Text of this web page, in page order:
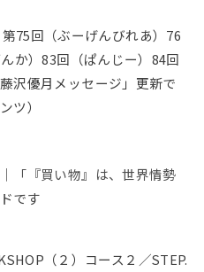
75回（ぶーげんびれあ）76
か）83回（ぱんじー）84回
沢優月メッセージ」更新で
ツ）
｜
「『買い物』は、世界情勢
です
（２）コース２／STEP.